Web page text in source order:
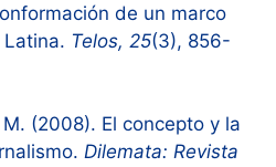
de un marco
Telos, 25(3), 856-
(2008). El concepto y la
Dilemata: Revista